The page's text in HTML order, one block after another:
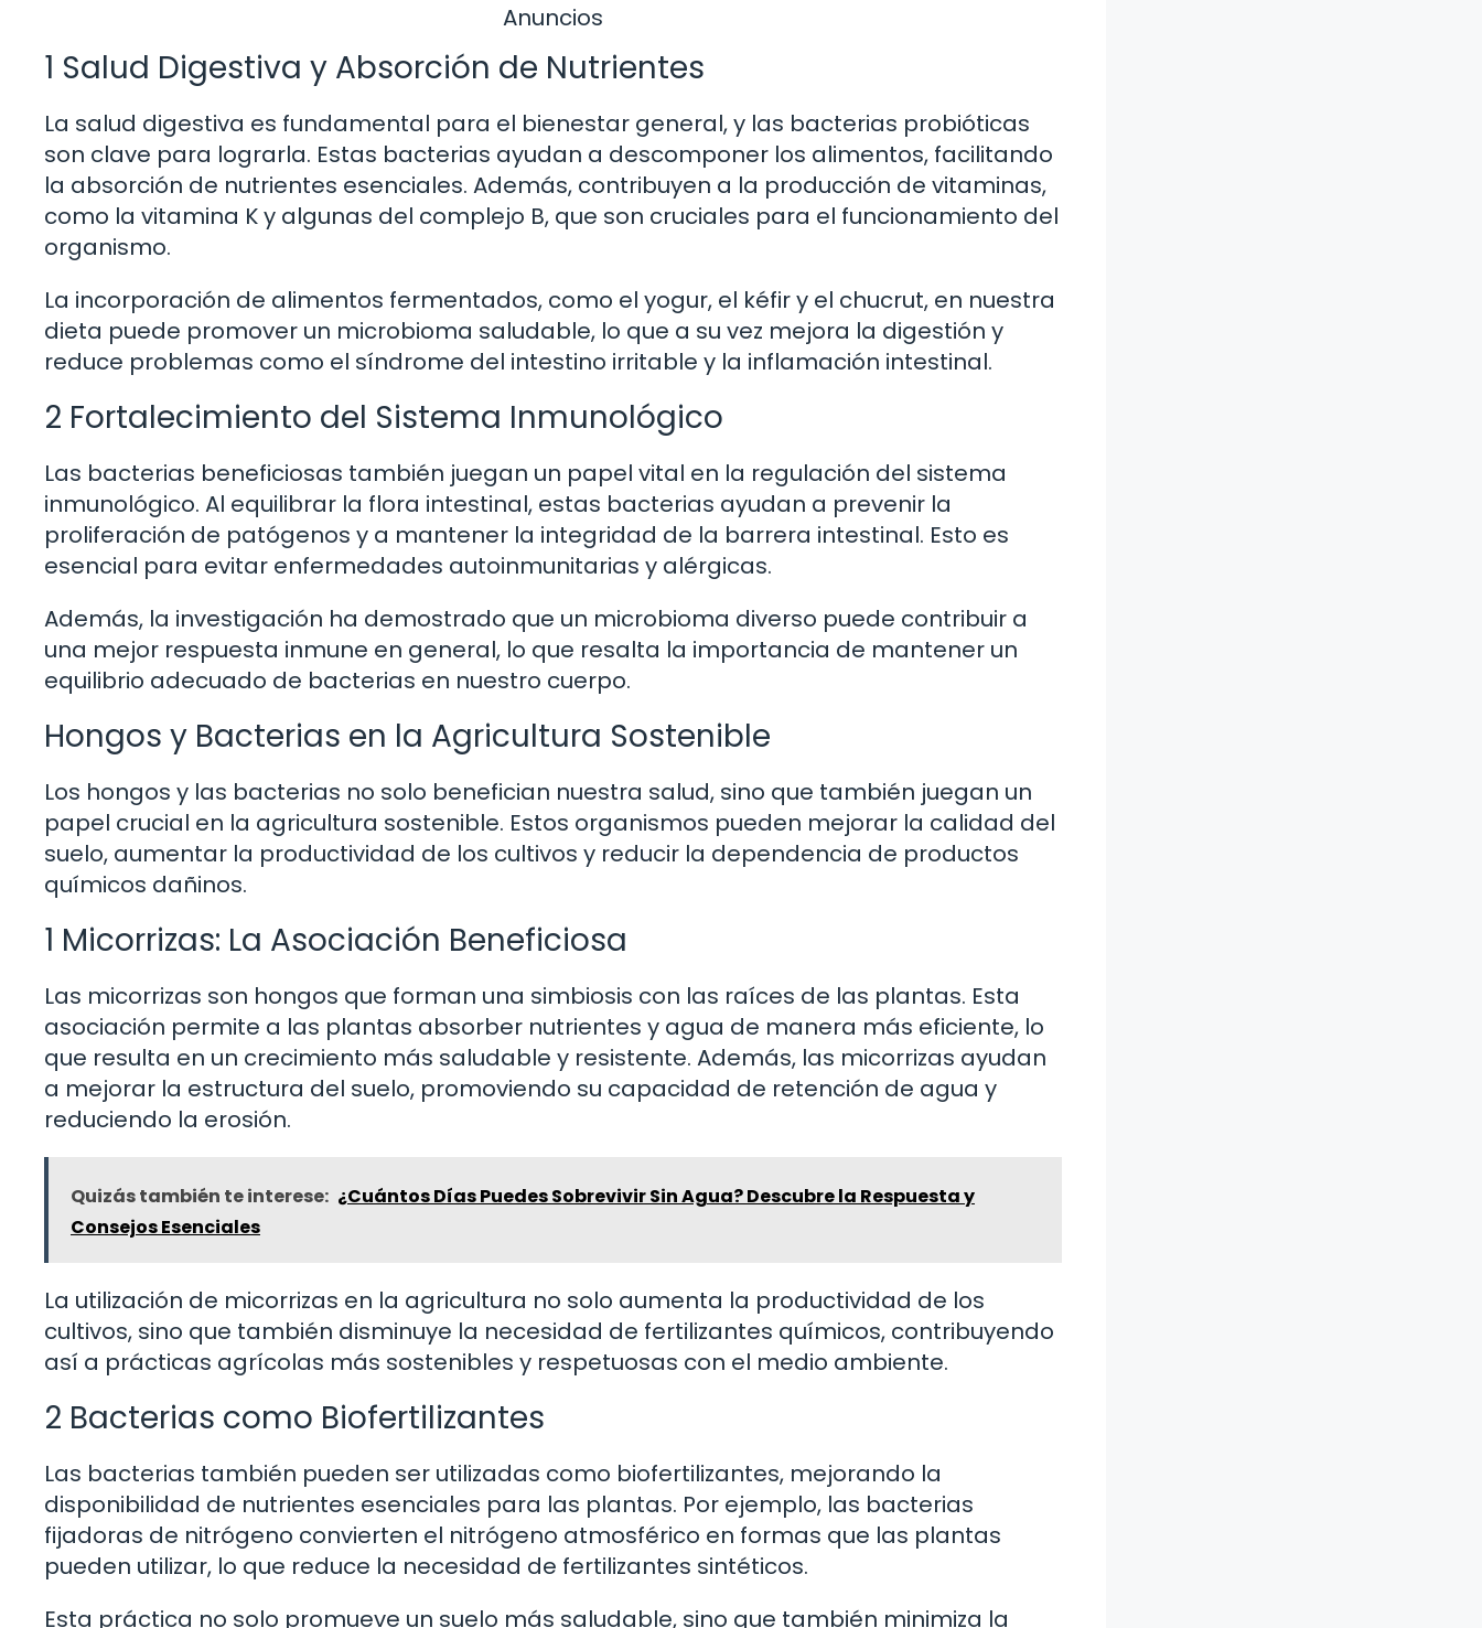
Anuncios
1 Salud Digestiva y Absorción de Nutrientes
La salud digestiva es fundamental para el bienestar general, y las bacterias probióticas
son clave para lograrla. Estas bacterias ayudan a descomponer los alimentos, facilitando
la absorción de nutrientes esenciales. Además, contribuyen a la producción de vitaminas,
como la vitamina K y algunas del complejo B, que son cruciales para el funcionamiento del
organismo.
La incorporación de alimentos fermentados, como el yogur, el kéfir y el chucrut, en nuestra
dieta puede promover un microbioma saludable, lo que a su vez mejora la digestión y
reduce problemas como el síndrome del intestino irritable y la inflamación intestinal.
2 Fortalecimiento del Sistema Inmunológico
Las bacterias beneficiosas también juegan un papel vital en la regulación del sistema
inmunológico. Al equilibrar la flora intestinal, estas bacterias ayudan a prevenir la
proliferación de patógenos y a mantener la integridad de la barrera intestinal. Esto es
esencial para evitar enfermedades autoinmunitarias y alérgicas.
Además, la investigación ha demostrado que un microbioma diverso puede contribuir a
una mejor respuesta inmune en general, lo que resalta la importancia de mantener un
equilibrio adecuado de bacterias en nuestro cuerpo.
Hongos y Bacterias en la Agricultura Sostenible
Los hongos y las bacterias no solo benefician nuestra salud, sino que también juegan un
papel crucial en la agricultura sostenible. Estos organismos pueden mejorar la calidad del
suelo, aumentar la productividad de los cultivos y reducir la dependencia de productos
químicos dañinos.
1 Micorrizas: La Asociación Beneficiosa
Las micorrizas son hongos que forman una simbiosis con las raíces de las plantas. Esta
asociación permite a las plantas absorber nutrientes y agua de manera más eficiente, lo
que resulta en un crecimiento más saludable y resistente. Además, las micorrizas ayudan
a mejorar la estructura del suelo, promoviendo su capacidad de retención de agua y
reduciendo la erosión.
Quizás también te interese: ¿Cuántos Días Puedes Sobrevivir Sin Agua? Descubre la Respuesta y
Consejos Esenciales
La utilización de micorrizas en la agricultura no solo aumenta la productividad de los
cultivos, sino que también disminuye la necesidad de fertilizantes químicos, contribuyendo
así a prácticas agrícolas más sostenibles y respetuosas con el medio ambiente.
2 Bacterias como Biofertilizantes
Las bacterias también pueden ser utilizadas como biofertilizantes, mejorando la
disponibilidad de nutrientes esenciales para las plantas. Por ejemplo, las bacterias
fijadoras de nitrógeno convierten el nitrógeno atmosférico en formas que las plantas
pueden utilizar, lo que reduce la necesidad de fertilizantes sintéticos.
Esta práctica no solo promueve un suelo más saludable, sino que también minimiza la